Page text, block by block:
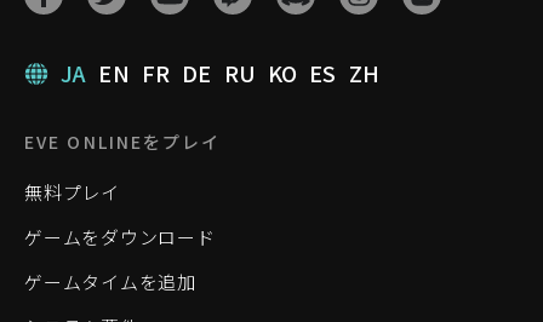
JA EN FR DE RU KO ES ZH
EVE ONLINEをプレイ
無料プレイ
ゲームをダウンロード
ゲームタイムを追加